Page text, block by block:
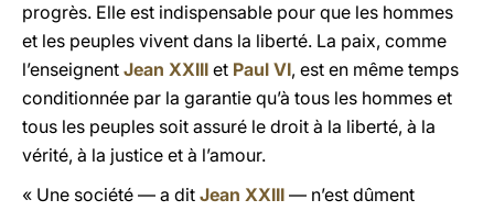
progrès. Elle est indispensable pour que les hommes
et les peuples vivent dans la liberté. La paix, comme
l’enseignent Jean XXIII et Paul VI, est en même temps
conditionnée par la garantie qu’à tous les hommes et
tous les peuples soit assuré le droit à la liberté, à la
vérité, à la justice et à l’amour.
« Une société — a dit Jean XXIII — n’est dûment